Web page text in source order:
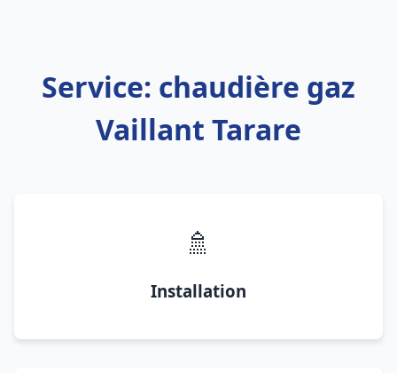
Service: chaudière gaz
Vaillant Tarare
🚿
Installation